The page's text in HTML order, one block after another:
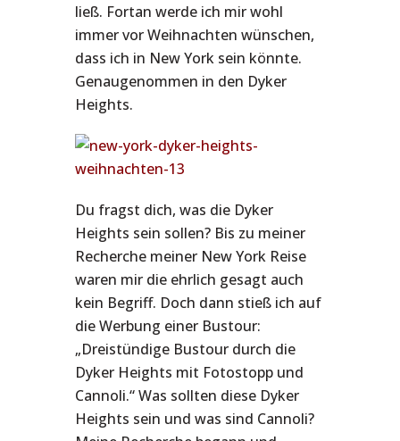
ließ. Fortan werde ich mir wohl
immer vor Weihnachten wünschen,
dass ich in New York sein könnte.
Genaugenommen in den Dyker
Heights.
Du fragst dich, was die Dyker
Heights sein sollen? Bis zu meiner
Recherche meiner New York Reise
waren mir die ehrlich gesagt auch
kein Begriff. Doch dann stieß ich auf
die Werbung einer Bustour:
„Dreistündige Bustour durch die
Dyker Heights mit Fotostopp und
Cannoli.“ Was sollten diese Dyker
Heights sein und was sind Cannoli?